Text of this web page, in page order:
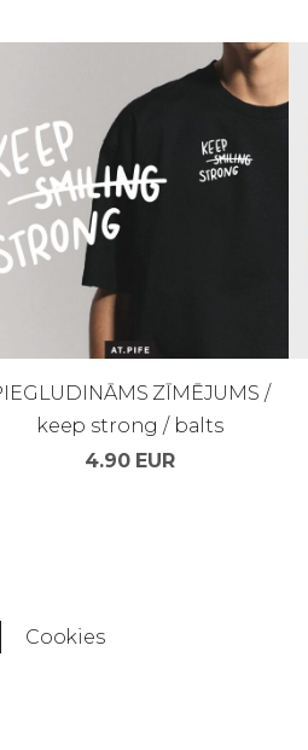
ZĪMĒJUMS /
keep strong / balts
4.90 EUR
Cookies